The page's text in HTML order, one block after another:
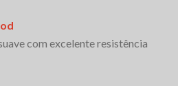
com excelente resistência